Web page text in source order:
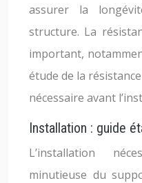
assurer la
structure. La
important,
étude de la
nécessaire avant
Installation : guide
L’installation
minutieuse du